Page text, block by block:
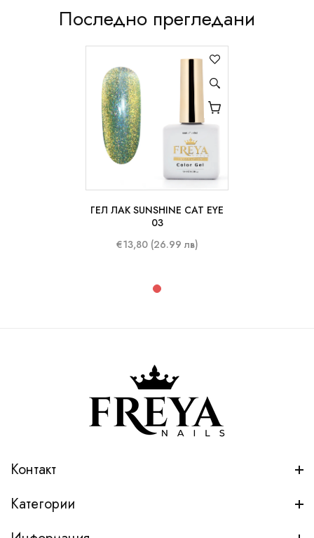
Последно прегледани
10 ml
ГЕЛ ЛАК SUNSHINE CAT EYE
03
€13,80 (26.99 лв)
Контакт
Категории